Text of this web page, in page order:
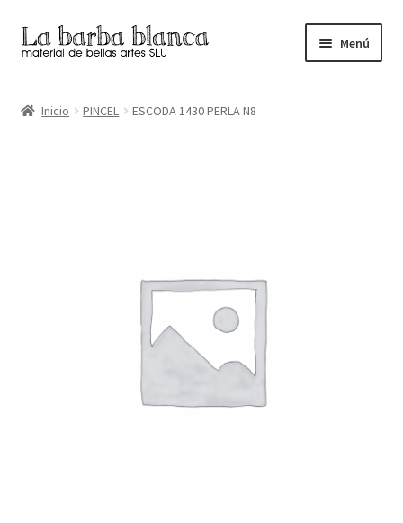
Ir
a
navegación
Ir
al
Menú
Inicio PINCEL ESCODA 1430 PERLA N8